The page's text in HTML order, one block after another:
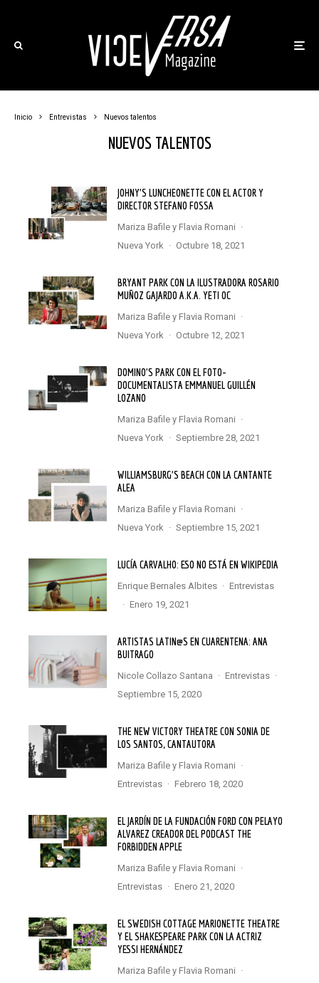
Inicio Entrevistas Nuevos talentos
NUEVOS TALENTOS
JOHNY’S LUNCHEONETTE CON EL ACTOR Y
DIRECTOR STEFANO FOSSA
Mariza Bafile yFlavia Romani ·
Nueva York · octubre 18, 2021
BRYANT PARK CON LA ILUSTRADORA ROSARIO
MUÑOZ GAJARDO A.K.A. YETI OC
Mariza Bafile yFlavia Romani ·
Nueva York · octubre 12, 2021
DOMINO’S PARK CON EL FOTO-
DOCUMENTALISTA EMMANUEL GUILLÉN
LOZANO
Mariza Bafile yFlavia Romani ·
Nueva York · septiembre 28, 2021
WILLIAMSBURG’S BEACH CON LA CANTANTE
ALEA
Mariza Bafile yFlavia Romani ·
Nueva York · septiembre 15, 2021
LUCÍA CARVALHO: ESO NO ESTÁ EN WIKIPEDIA
Enrique Bernales Albites ·
Entrevistas
·
enero 19, 2021
ARTISTAS LATIN@S EN CUARENTENA: ANA
BUITRAGO
Nicole Collazo Santana · Entrevistas ·
septiembre 15, 2020
THE NEW VICTORY THEATRE CON SONIA DE
LOS SANTOS, CANTAUTORA
Mariza Bafile yFlavia Romani ·
Entrevistas · febrero 18, 2020
EL JARDÍN DE LA FUNDACIÓN FORD CON PELAYO
ALVAREZ CREADOR DEL PODCAST THE
FORBIDDEN APPLE
Mariza Bafile yFlavia Romani ·
Entrevistas · enero 21, 2020
EL SWEDISH COTTAGE MARIONETTE THEATRE
Y EL SHAKESPEARE PARK CON LA ACTRIZ
YESSI HERNÁNDEZ
Mariza Bafile yFlavia Romani ·